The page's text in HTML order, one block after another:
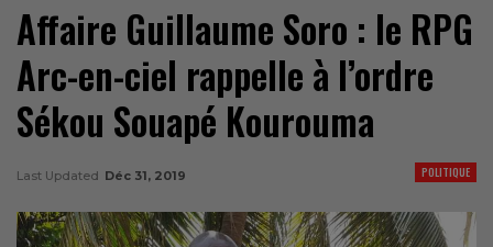
Affaire Guillaume Soro : le RPG
Arc-en-ciel rappelle à l’ordre
Sékou Souapé Kourouma
POLITIQUE
Last Updated Déc 31, 2019